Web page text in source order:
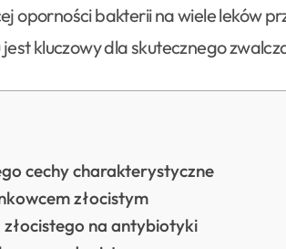
oporności bakterii na wiele leków
kluczowy dla skutecznego
cechy charakterystyczne
złocistym
na antybiotyki